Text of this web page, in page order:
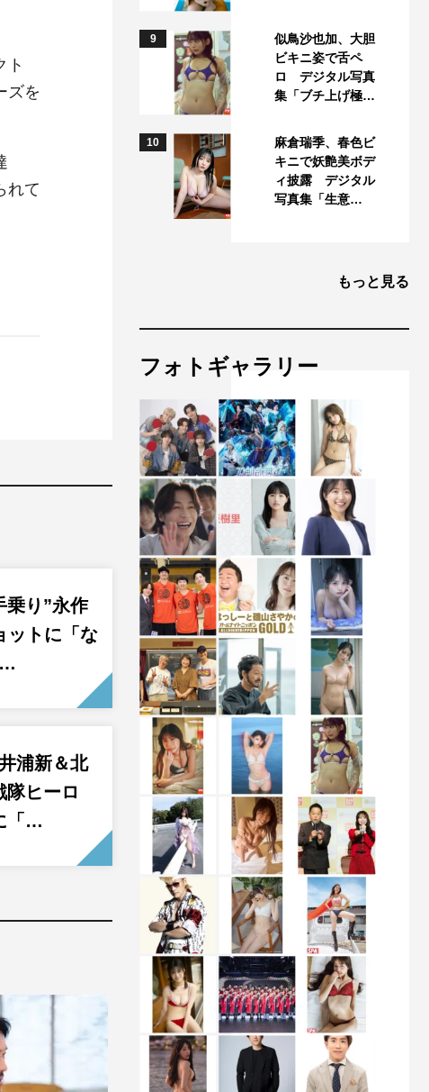
ト
ズを
れて
乗り”永作
ットに「な
…
浦新＆北
隊ヒーロ
「…
9
似鳥沙也加、大胆
ビキニ姿で舌ペ
ロ デジタル写真
集「ブチ上げ極…
10
麻倉瑞季、春色ビ
キニで妖艶美ボデ
ィ披露 デジタル
写真集「生意…
もっと見る
フォトギャラリー